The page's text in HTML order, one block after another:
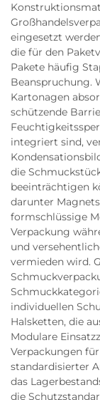
eingesetzt
die für den
Pakete häufig
Beanspruchung.
Kartonagen
schützende
integriert sind,
die
beeinträchtigen
darunter
formschlüssige
Verpackung
und
vermieden wird.
individuellen
Halsketten, die
Modulare
Verpackungen
standardisierter
das
die